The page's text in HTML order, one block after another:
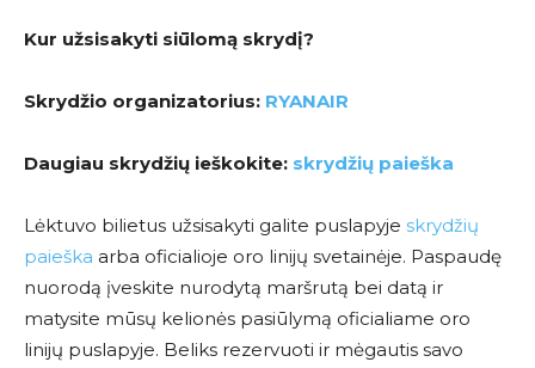
Kur užsisakyti siūlomą skrydį?
Skrydžio organizatorius: RYANAIR
Daugiau skrydžių ieškokite: skrydžių paieška
Lėktuvo bilietus užsisakyti galite puslapyje skrydžių
paieška arba oficialioje oro linijų svetainėje. Paspaudę
nuorodą įveskite nurodytą maršrutą bei datą ir
matysite mūsų kelionės pasiūlymą oficialiame oro
linijų puslapyje. Beliks rezervuoti ir mėgautis savo